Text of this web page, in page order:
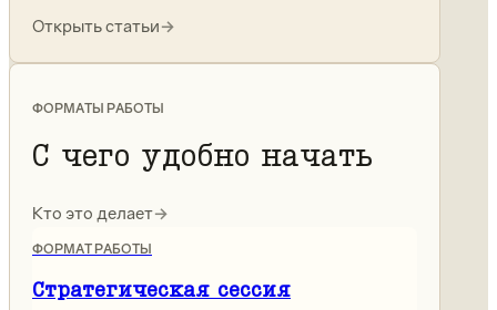
Открыть статьи→
ФОРМАТЫ РАБОТЫ
С чего удобно начать
Кто это делает→
ФОРМАТ РАБОТЫ
Стратегическая сессия